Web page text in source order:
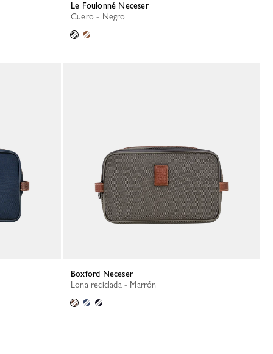
Le Foulonné Neceser
Cuero - Negro
Boxford Neceser
Lona reciclada - Marrón